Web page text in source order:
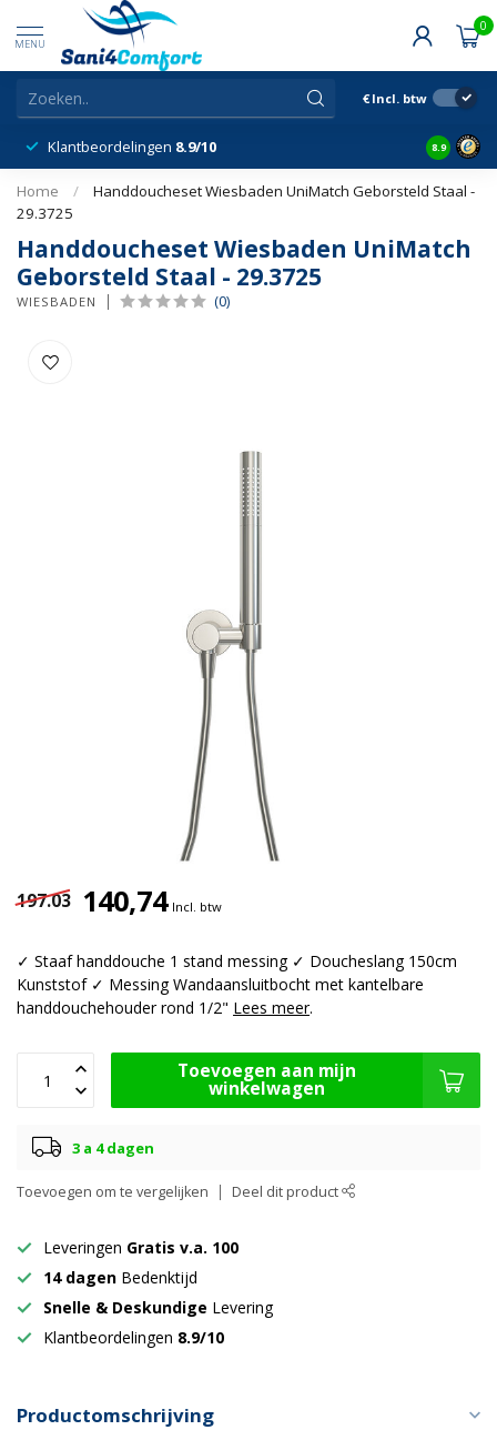
MENU
0
€ Incl. btw
Klantbeordelingen 8.9/10 8.9
Home /
Handdoucheset Wiesbaden UniMatch Geborsteld Staal -
29.3725
Handdoucheset Wiesbaden UniMatch
Geborsteld Staal - 29.3725
WIESBADEN (0)
197.03 140,74 Incl. btw
✓ Staaf handdouche 1 stand messing ✓ Doucheslang 150cm
Kunststof ✓ Messing Wandaansluitbocht met kantelbare
handdouchehouder rond 1/2" Lees meer.
Toevoegen aan mijn
winkelwagen
3 a 4 dagen
Toevoegen om te vergelijken Deel dit product
Leveringen Gratis v.a. 100
14 dagen Bedenktijd
Snelle & Deskundige Levering
Klantbeordelingen 8.9/10
Productomschrijving